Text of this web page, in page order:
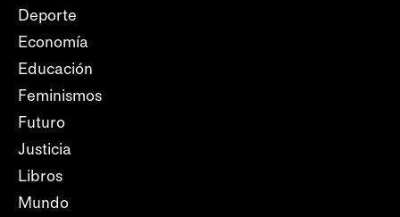
Deporte
Economía
Educación
Feminismos
Futuro
Justicia
Libros
Mundo